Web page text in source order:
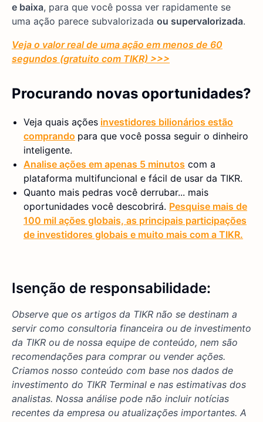
e baixa, para que você possa ver rapidamente se
uma ação parece subvalorizada ou supervalorizada.
Veja o valor real de uma ação em menos de 60
segundos (gratuito com TIKR) >>>
Procurando novas oportunidades?
Veja quais ações investidores bilionários estão
comprando para que você possa seguir o dinheiro
inteligente.
Analise ações em apenas 5 minutos com a
plataforma multifuncional e fácil de usar da TIKR.
Quanto mais pedras você derrubar... mais
oportunidades você descobrirá. Pesquise mais de
100 mil ações globais, as principais participações
de investidores globais e muito mais com a TIKR.
Isenção de responsabilidade:
Observe que os artigos da TIKR não se destinam a
servir como consultoria financeira ou de investimento
da TIKR ou de nossa equipe de conteúdo, nem são
recomendações para comprar ou vender ações.
Criamos nosso conteúdo com base nos dados de
investimento do TIKR Terminal e nas estimativas dos
analistas. Nossa análise pode não incluir notícias
recentes da empresa ou atualizações importantes. A